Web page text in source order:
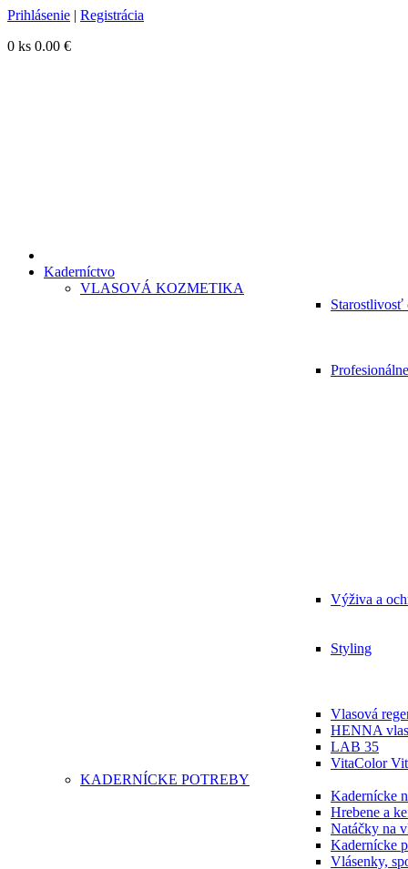
Prihlásenie | Registrácia
0 ks 0.00 €
Kaderníctvo
VLASOVÁ KOZMETIKA
Starostlivosť
Výživa a
Styling
Vlasová
HENNA
LAB 35
VitaColor
KADERNÍCKE POTREBY
Kadernícke
Hrebene a
Natáčky na
Kadernícke
Vlásenky,